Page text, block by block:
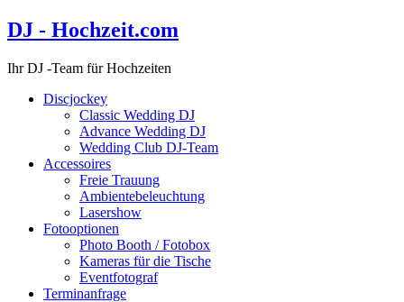
DJ - Hochzeit.com
Ihr DJ -Team für Hochzeiten
Discjockey
Classic Wedding DJ
Advance Wedding DJ
Wedding Club DJ-Team
Accessoires
Freie Trauung
Ambientebeleuchtung
Lasershow
Fotooptionen
Photo Booth / Fotobox
Kameras für die Tische
Eventfotograf
Terminanfrage